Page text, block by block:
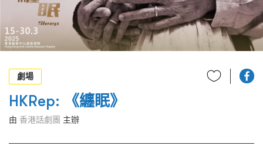
關於撲飛
條款及細則
EN
劇場
HKRep: 《纏眠》
由 香港話劇團 主辦